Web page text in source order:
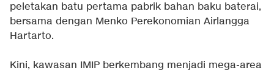
peletakan batu pertama pabrik bahan baku baterai,
bersama dengan Menko Perekonomian Airlangga
Hartarto.
Kini, kawasan IMIP berkembang menjadi mega-area